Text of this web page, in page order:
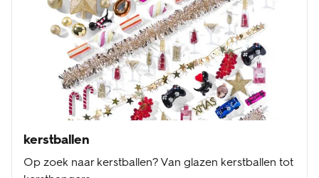
kerstballen
Op zoek naar kerstballen? Van glazen kerstballen tot